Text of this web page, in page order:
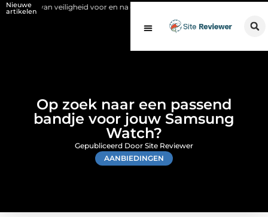
Nieuwe
artikelen
veiligheid voor en na de SCIOS-keuring van de stookinstallatie
Op zoek naar een passend
bandje voor jouw Samsung
Watch?
AANBIEDINGEN
Gepubliceerd Door Site Reviewer